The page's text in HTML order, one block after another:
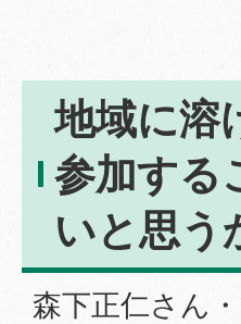
地域に溶
参加する
いと思う
森下正仁さん